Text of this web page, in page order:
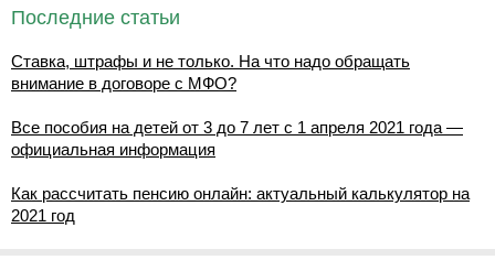
Последние статьи
Ставка, штрафы и не только. На что надо обращать
внимание в договоре с МФО?
Все пособия на детей от 3 до 7 лет с 1 апреля 2021 года —
официальная информация
Как рассчитать пенсию онлайн: актуальный калькулятор на
2021 год